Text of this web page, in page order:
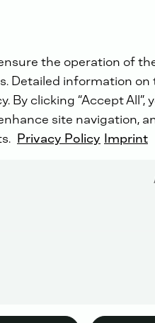
není k dispozici.
the operation of
Detailed information on
By clicking “Accept All”,
site navigation,
Privacy Policy Imprint